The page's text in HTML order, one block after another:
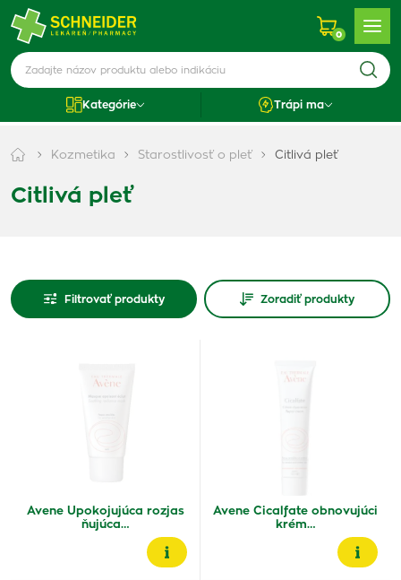
0
Kategórie Trápi ma
Kozmetika Starostlivosť o pleť Citlivá pleť
Citlivá pleť
Filtrovať produkty Zoradiť produkty
Avene Upokojujúca rozjas
ňujúca…
Avene Cicalfate obnovujúci
krém…